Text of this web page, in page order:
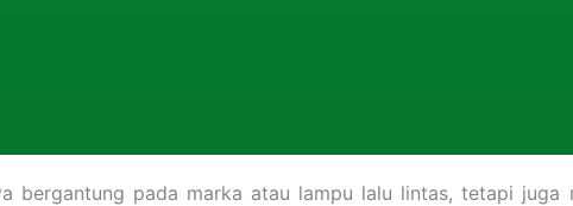
bergantung pada marka atau lampu lalu lintas, tetapi